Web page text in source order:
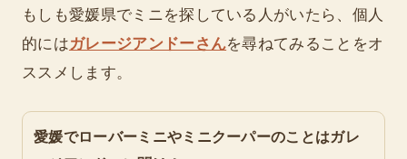
もしも愛媛県でミニを探している人がいたら、個人
的にはガレージアンドーさんを尋ねてみることをオ
ススメします。
愛媛でローバーミニやミニクーパーのことはガレ